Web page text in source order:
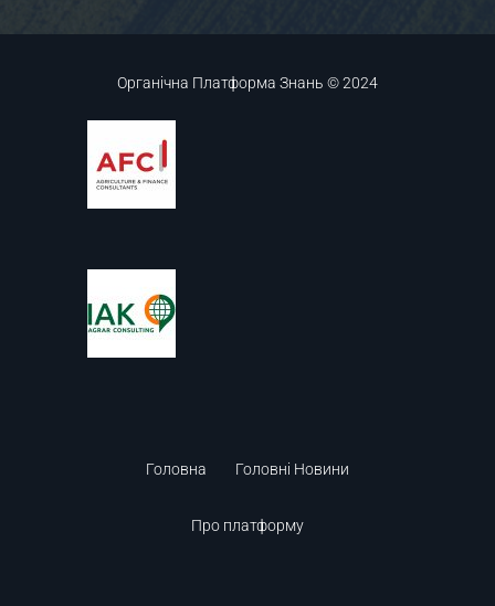
Органічна Платформа Знань © 2024
Головна Головні Новини
Про платформу